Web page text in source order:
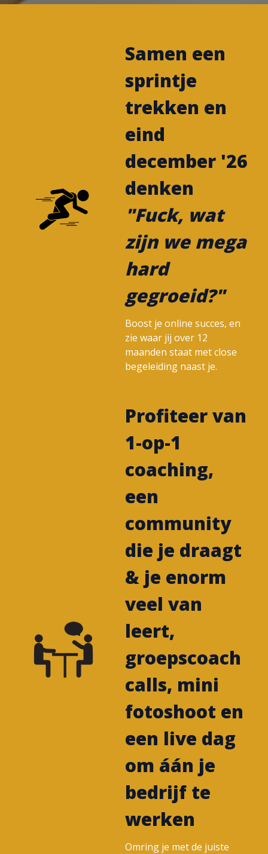
Samen een
sprintje
trekken en
eind
december '26
denken
"Fuck, wat
zijn we mega
hard
gegroeid?"
Boost je online succes, en
zie waar jij over 12
maanden staat met close
begeleiding naast je.
Profiteer van
1-op-1
coaching,
een
community
die je draagt
& je enorm
veel van
leert,
groepscoach
calls, mini
fotoshoot en
een live dag
om áán je
bedrijf te
werken
Omring je met de juiste